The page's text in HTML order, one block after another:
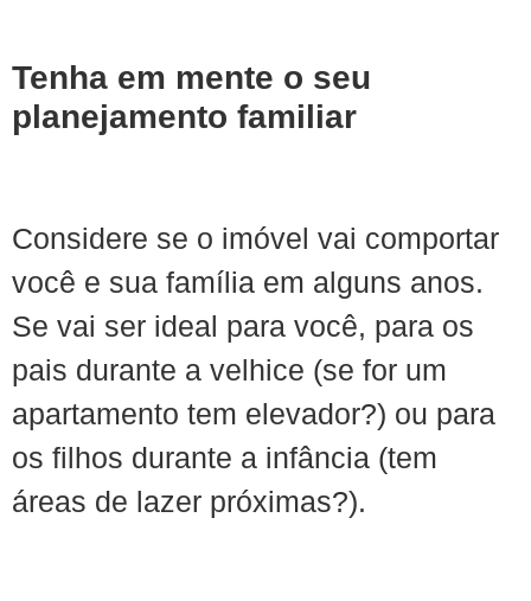
Tenha em mente o seu
planejamento familiar
Considere se o imóvel vai comportar
você e sua família em alguns anos.
Se vai ser ideal para você, para os
pais durante a velhice (se for um
apartamento tem elevador?) ou para
os filhos durante a infância (tem
áreas de lazer próximas?).